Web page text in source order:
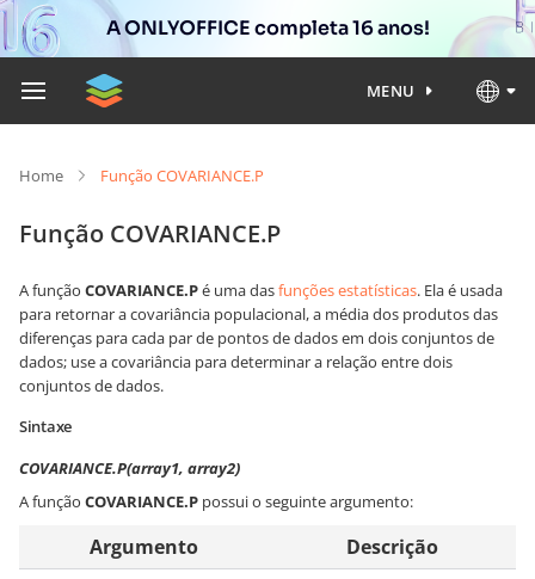
A ONLYOFFICE completa 16 anos!
MENU
Home Função COVARIANCE.P
Função COVARIANCE.P
A função COVARIANCE.Pé uma dasfunções estatísticas. Ela é usada
para retornar a covariância populacional, a média dos produtos das
diferenças para cada par de pontos de dados em dois conjuntos de
dados; use a covariância para determinar a relação entre dois
conjuntos de dados.
Sintaxe
COVARIANCE.P(array1, array2)
A função COVARIANCE.P possui o seguinte argumento:
Argumento Descrição